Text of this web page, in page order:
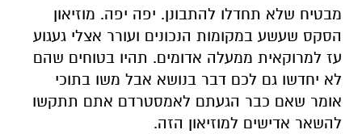
מבטיח שלא תחדלו להתבונן. יפה יפה. מוזיאון
הסקס שעשע במקומות הנכונים ועורר אצלי געגוע
עז למרוקאית ממעלה אדומים. תהיו בטוחים שהם
לא יחדשו גם לכם דבר בנושא אבל משו בתוכי
אומר שאם כבר הגעתם לאמסטרדם אתם תתקשו
להשאר אדישים למוזיאון הזה.